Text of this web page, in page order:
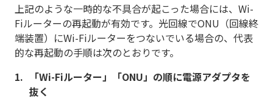
上記のような一時的な不具合が起こった場合には、Wi-
Fiルーターの再起動が有効です。光回線でONU（回線終
端装置）にWi-Fiルーターをつないでいる場合の、代表
的な再起動の手順は次のとおりです。
「Wi-Fiルーター」「ONU」の順に電源アダプタを
抜く